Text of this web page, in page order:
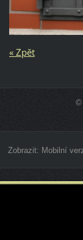
« Zpět
©
Zobrazit: Mobilní